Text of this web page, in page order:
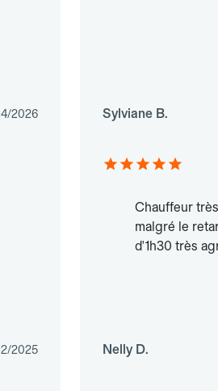
2026 Sylviane B.
2025
Chauffeur
malgré le
d'1h30 très
Nelly D.